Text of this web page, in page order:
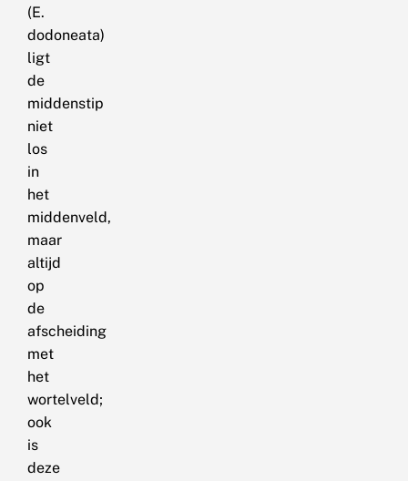
(E.
dodoneata)
ligt
de
middenstip
niet
los
in
het
middenveld,
maar
altijd
op
de
afscheiding
met
het
wortelveld;
ook
is
deze